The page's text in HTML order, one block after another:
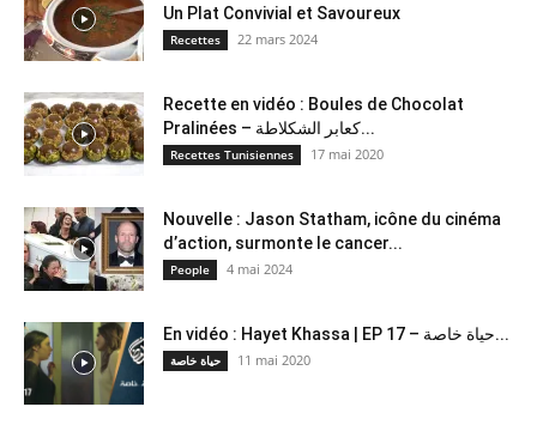
Un Plat Convivial et Savoureux
Recettes 22 mars 2024
Recette en vidéo : Boules de Chocolat
Pralinées – كعابر الشكلاطة...
Recettes Tunisiennes 17 mai 2020
Nouvelle : Jason Statham, icône du cinéma
d’action, surmonte le cancer...
People 4 mai 2024
En vidéo : Hayet Khassa | EP 17 – حياة خاصة...
حياة خاصة 11 mai 2020